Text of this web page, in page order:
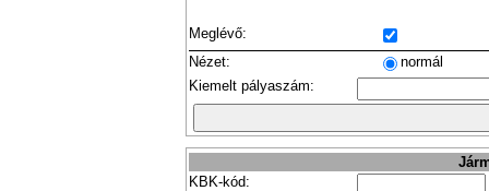
Meglévő:
Nézet:
normál
Kiemelt pályaszám:
KBK-kód: